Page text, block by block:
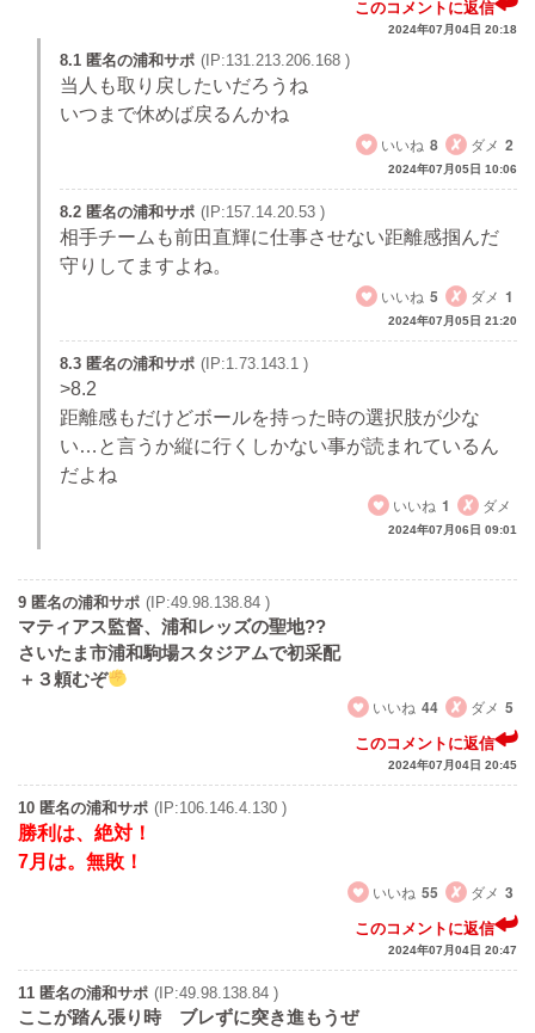
このコメントに返信
2024年07月04日 20:18
8.1 匿名の浦和サポ (IP:131.213.206.168 )
当人も取り戻したいだろうね
いつまで休めば戻るんかね
いいね 8 ダメ 2
2024年07月05日 10:06
8.2 匿名の浦和サポ (IP:157.14.20.53 )
相手チームも前田直輝に仕事させない距離感掴んだ
守りしてますよね。
いいね 5 ダメ 1
2024年07月05日 21:20
8.3 匿名の浦和サポ (IP:1.73.143.1 )
>8.2
距離感もだけどボールを持った時の選択肢が少な
い…と言うか縦に行くしかない事が読まれているん
だよね
いいね 1 ダメ
2024年07月06日 09:01
9 匿名の浦和サポ (IP:49.98.138.84 )
マティアス監督、浦和レッズの聖地??
さいたま市浦和駒場スタジアムで初采配
＋３頼むぞ
いいね 44 ダメ 5
このコメントに返信
2024年07月04日 20:45
10 匿名の浦和サポ (IP:106.146.4.130 )
勝利は、絶対！
7月は。無敗！
いいね 55 ダメ 3
このコメントに返信
2024年07月04日 20:47
11 匿名の浦和サポ (IP:49.98.138.84 )
ここが踏ん張り時 ブレずに突き進もうぜ